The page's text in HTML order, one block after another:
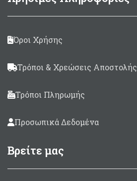
Όροι Χρήσης
Τρόποι & Χρεώσεις Αποστολής
Τρόποι Πληρωμής
Προσωπικά Δεδομένα
Βρείτε μας